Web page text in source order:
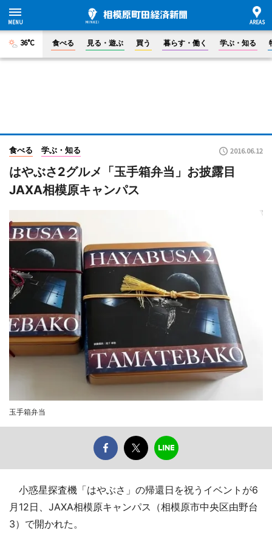
36°C 食べる 見る・遊ぶ 買う 暮らす・働く 学ぶ・知る
食べる 学ぶ・知る 2016.06.12
はやぶさ2グルメ「玉手箱弁当」お披露目
JAXA相模原キャンパス
玉手箱弁当
小惑星探査機「はやぶさ」の帰還日を祝うイベントが6
月12日、JAXA相模原キャンパス（相模原市中央区由野台
3）で開かれた。